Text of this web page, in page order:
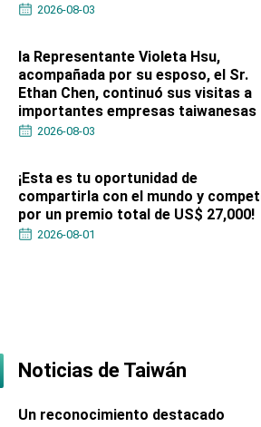
2026-08-03
la Representante Violeta Hsu,
acompañada por su esposo, el Sr.
Ethan Chen, continuó sus visitas a
importantes empresas taiwanesas
2026-08-03
¡Esta es tu oportunidad de
compartirla con el mundo y
por un premio total de US$ 27,000!
2026-08-01
Noticias de Taiwán
Un reconocimiento destacado